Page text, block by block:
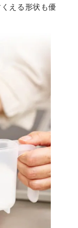
える形状も優